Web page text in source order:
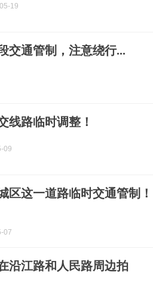
19
交通管制，注意绕行...
线路临时调整！
09
区这一道路临时交通管制！
07
沿江路和人民路周边拍